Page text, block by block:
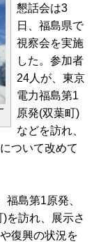
懇話会は3
日、福島県で
視察会を実施
した。参加者
24人が、東京
電力福島第1
原発(双葉町)
などを訪れ、
ついて改めて
島第1原発、
を訪れ、展示さ
復興の状況を